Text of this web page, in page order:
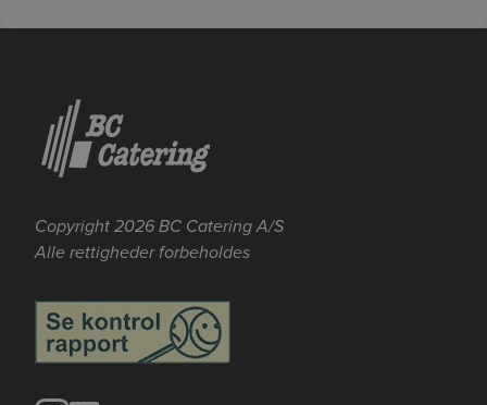
Copyright 2026 BC Catering A/S
Alle rettigheder forbeholdes
Se mere her om beregningerne og værdierne